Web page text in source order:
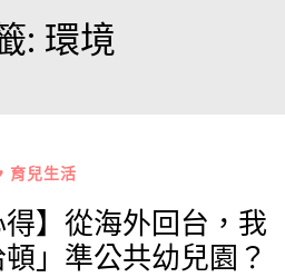
: 環境
育兒生活
得】從海外回台，我
」準公共幼兒園？